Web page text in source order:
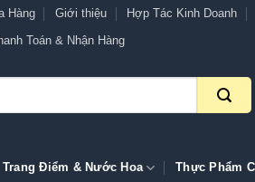
Hàng Giới thiệu
Hợp Tác Kinh Doanh
Toán & Nhận Hàng
Trang Điểm & Nước Hoa Thực Phẩm